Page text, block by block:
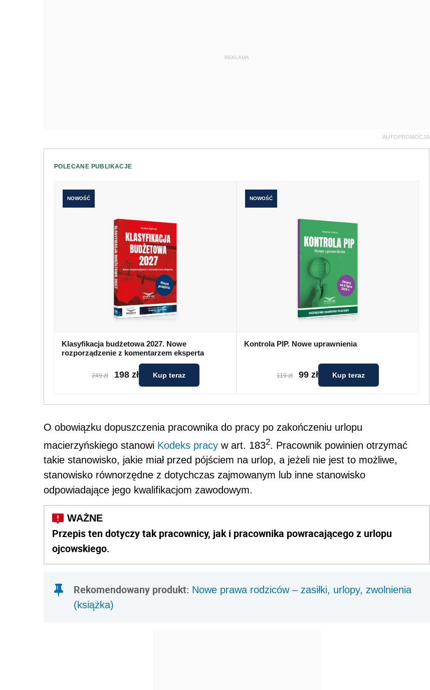
REKLAMA
AUTOPROMOCJA
POLECANE PUBLIKACJE
NOWOŚĆ
Klasyfikacja budżetowa 2027. Nowe
rozporządzenie z komentarzem eksperta
249 zł 198 zł Kup teraz
NOWOŚĆ
Kontrola PIP. Nowe uprawnienia
119 zł 99 zł Kup teraz
O obowiązku dopuszczenia pracownika do pracy po zakończeniu urlopu
macierzyńskiego stanowi Kodeks pracy w art. 1832 . Pracownik powinien otrzymać
takie stanowisko, jakie miał przed pójściem na urlop, a jeżeli nie jest to możliwe,
stanowisko równorzędne z dotychczas zajmowanym lub inne stanowisko
odpowiadające jego kwalifikacjom zawodowym.
Przepis ten dotyczy tak pracownicy, jak i pracownika powracającego z urlopu
ojcowskiego.
Rekomendowany produkt: Nowe prawa rodziców – zasiłki, urlopy, zwolnienia
(książka)